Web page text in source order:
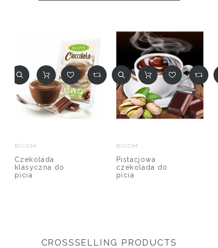
BICOM
Czekolada
klasyczna do
picia
BICOM
Pistacjowa
czekolada do
picia
CROSSSELLING PRODUCTS